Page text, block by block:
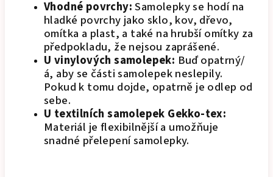
Vhodné povrchy:Samolepky se hodí na
hladké povrchy jako sklo, kov, dřevo,
omítka a plast, a také na hrubší omítky za
předpokladu, že nejsou zaprášené.
U vinylových samolepek: Buď opatrný/
á, aby se části samolepek neslepily.
Pokud k tomu dojde, opatrně je odlep od
sebe.
U textilních samolepek Gekko-tex:
Materiál je flexibilnější a umožňuje
snadné přelepení samolepky.